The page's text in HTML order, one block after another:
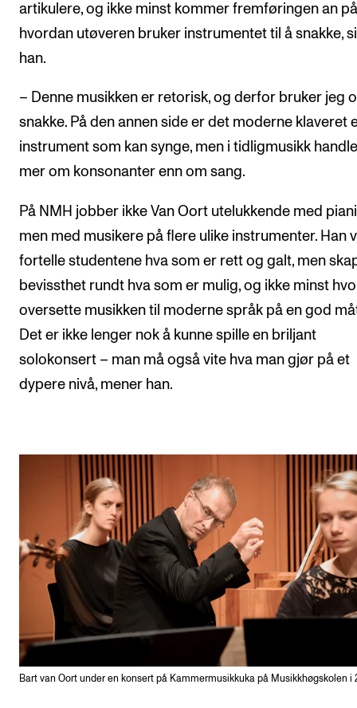
artikulere, og ikke minst kommer fremføringen an på
hvordan utøveren bruker instrumentet til å snakke,
han.
– Denne musikken er retorisk, og derfor bruker jeg
snakke. På den annen side er det moderne klaveret
instrument som kan synge, men i tidligmusikk
mer om konsonanter enn om sang.
På NMH jobber ikke Van Oort utelukkende med
men med musikere på flere ulike instrumenter. Han
fortelle studentene hva som er rett og galt, men
bevissthet rundt hva som er mulig, og ikke minst
oversette musikken til moderne språk på en god
Det er ikke lenger nok å kunne spille en briljant
solokonsert – man må også vite hva man gjør på et
dypere nivå, mener han.
Bart van Oort under en konsert på Kammermusikkuka på Musikkhøgskolen i